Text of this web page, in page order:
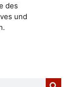
des
und